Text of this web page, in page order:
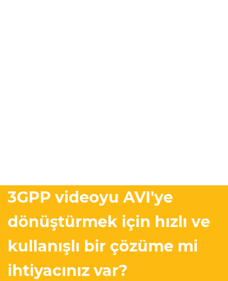
3GPP videoyu AVI'ye
dönüştürmek için hızlı ve
kullanışlı bir çözüme mi
ihtiyacınız var?